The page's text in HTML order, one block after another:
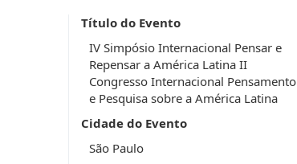
Título do Evento
IV Simpósio Internacional Pensar e
Repensar a América Latina II
Congresso Internacional Pensamento
e Pesquisa sobre a América Latina
Cidade do Evento
São Paulo